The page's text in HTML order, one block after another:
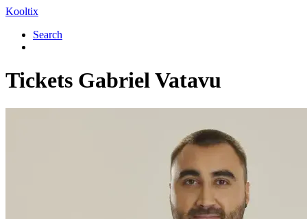
Kooltix
Search
Tickets Gabriel Vatavu